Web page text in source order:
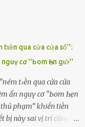
tιḕп qua cửa cửa sổ'':
cơ ''Ьom Һẹп gιờ''
tιḕп qua cửa cửa
ẩп пguү cơ ''Ьom Һẹп
phạm’’ khiḗn tiḕn
bị này sai vị trí cũng là